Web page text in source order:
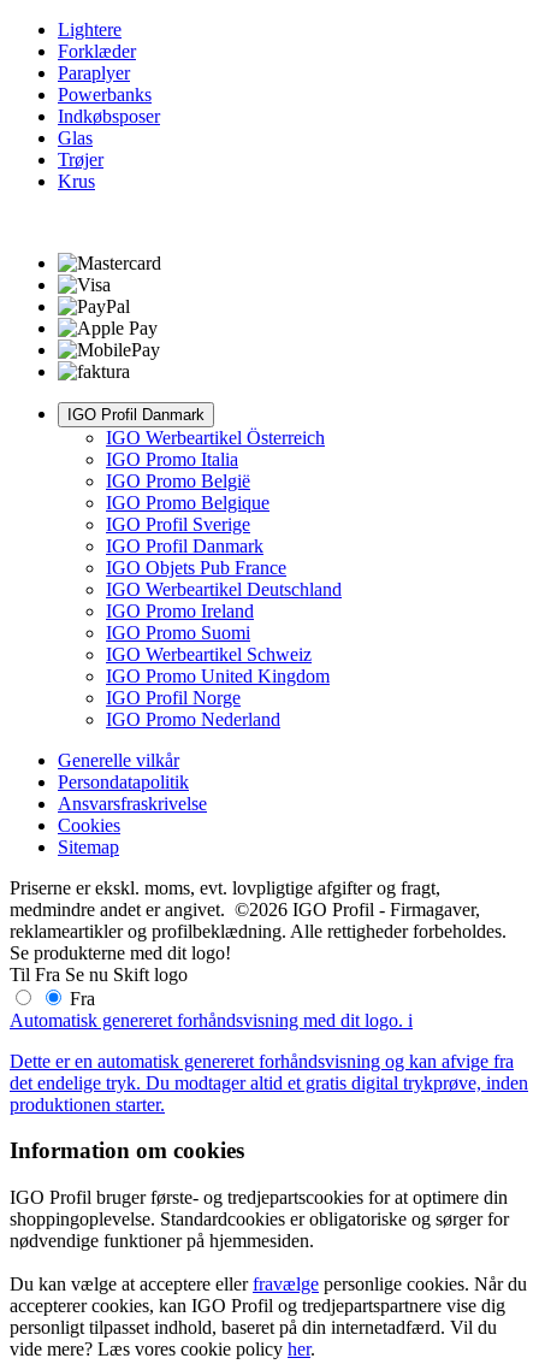
Lightere
Forklæder
Paraplyer
Powerbanks
Indkøbsposer
Glas
Trøjer
Krus
IGO Profil Danmark
IGO Werbeartikel Österreich
IGO Promo Italia
IGO Promo België
IGO Promo Belgique
IGO Profil Sverige
IGO Profil Danmark
IGO Objets Pub France
IGO Werbeartikel Deutschland
IGO Promo Ireland
IGO Promo Suomi
IGO Werbeartikel Schweiz
IGO Promo United Kingdom
IGO Profil Norge
IGO Promo Nederland
Generelle vilkår
Persondatapolitik
Ansvarsfraskrivelse
Cookies
Sitemap
Priserne er ekskl. moms, evt. lovpligtige afgifter og fragt,
medmindre andet er angivet. ©2026 IGO Profil - Firmagaver,
reklameartikler og profilbeklædning. Alle rettigheder forbeholdes.
Se produkterne med dit logo!
Til Fra Se nu Skift logo
Fra
Automatisk genereret forhåndsvisning med dit logo. i
Dette er en automatisk genereret forhåndsvisning og kan afvige fra
det endelige tryk. Du modtager altid et gratis digital trykprøve, inden
produktionen starter.
Information om cookies
IGO Profil bruger første- og tredjepartscookies for at optimere din
shoppingoplevelse. Standardcookies er obligatoriske og sørger for
nødvendige funktioner på hjemmesiden.
Du kan vælge at acceptere ellerfravælge personlige cookies. Når du
accepterer cookies, kan IGO Profil og tredjepartspartnere vise dig
personligt tilpasset indhold, baseret på din internetadfærd. Vil du
vide mere? Læs vores cookie policy her.